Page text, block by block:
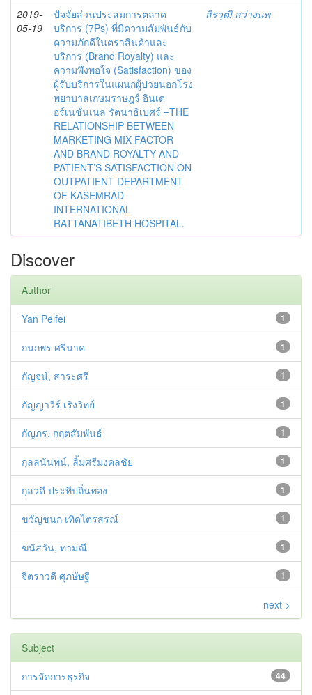
2019-
05-19
ปัจจัยส่วนประสมการตลาด
บริการ (7Ps) ที่มีความสัมพันธ์กับ
ความภักดีในตราสินค้าและ
บริการ (ฺBrand Royalty) และ
ความพึงพอใจ (Satisfaction) ของ
ผู้รับบริการในแผนกผู้ป่วยนอกโรง
พยาบาลเกษมราษฎร์ อินเต
อร์เนชั่นเนล รัตนาธิเบศร์ =THE
RELATIONSHIP BETWEEN
MARKETING MIX FACTOR
AND BRAND ROYALTY AND
PATIENT’S SATISFACTION ON
OUTPATIENT DEPARTMENT
OF KASEMRAD
INTERNATIONAL
RATTANATIBETH HOSPITAL.
สิรวุฒิ สว่างนพ
Discover
Author
1
Yan Peifei
1
กนกพร ศรีนาค
1
กัญจน์, สาระศรี
1
กัญญาวีร์ เริงวิทย์
1
กัญภร, กฤตสัมพันธ์
1
กุลลนันทน์, ลิ้มศรีมงคลชัย
1
กุลวดี ประทีปถิ่นทอง
1
ขวัญชนก เทิดไตรสรณ์
1
ฆนัสวัน, ทามณี
1
จิตราวดี ศุภษัษฐี
next >
Subject
44
การจัดการธุรกิจ